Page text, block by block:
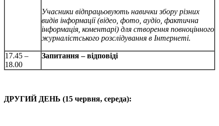
Учасники відпрацьовують навички збору різних
видів інформації (відео, фото, аудіо, фактична
інформація, коментарі) для створення повноцінного
журналістського розслідування в Інтернеті.
17.45 –
18.00
Запитання – відповіді
ДРУГИЙ ДЕНЬ (15 червня, середа):